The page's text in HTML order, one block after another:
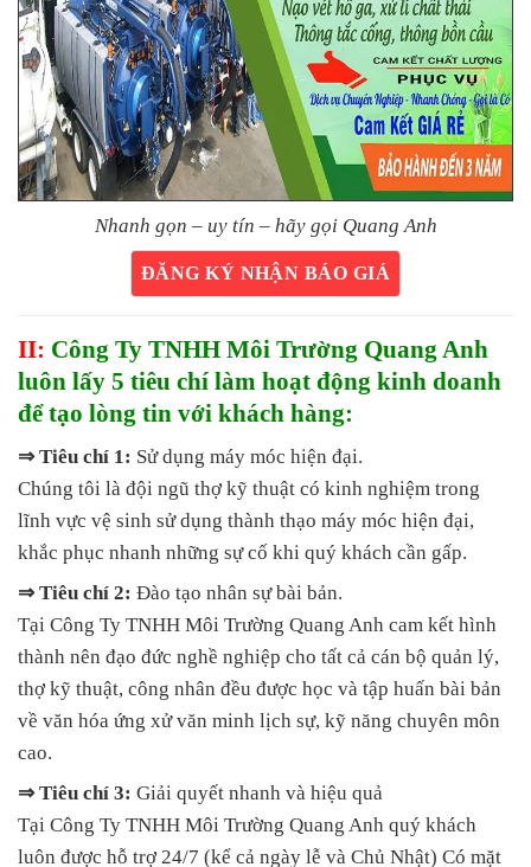
Nhanh gọn – uy tín – hãy gọi Quang Anh
ĐĂNG KÝ NHẬN BÁO GIÁ
II: Công Ty TNHH Môi Trường Quang Anh
luôn lấy 5 tiêu chí làm hoạt động kinh doanh
để tạo lòng tin với khách hàng:
⇒ Tiêu chí 1: Sử dụng máy móc hiện đại.
Chúng tôi là đội ngũ thợ kỹ thuật có kinh nghiệm trong
lĩnh vực vệ sinh sử dụng thành thạo máy móc hiện đại,
khắc phục nhanh những sự cố khi quý khách cần gấp.
⇒ Tiêu chí 2: Đào tạo nhân sự bài bản.
Tại Công Ty TNHH Môi Trường Quang Anh cam kết hình
thành nên đạo đức nghề nghiệp cho tất cả cán bộ quản lý,
thợ kỹ thuật, công nhân đều được học và tập huấn bài bản
về văn hóa ứng xử văn minh lịch sự, kỹ năng chuyên môn
cao.
⇒ Tiêu chí 3: Giải quyết nhanh và hiệu quả
Tại Công Ty TNHH Môi Trường Quang Anh quý khách
luôn được hỗ trợ 24/7 (kể cả ngày lễ và Chủ Nhật) Có mặt